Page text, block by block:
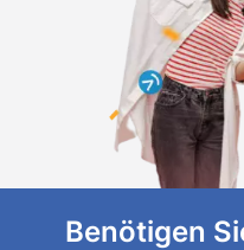
Benötigen